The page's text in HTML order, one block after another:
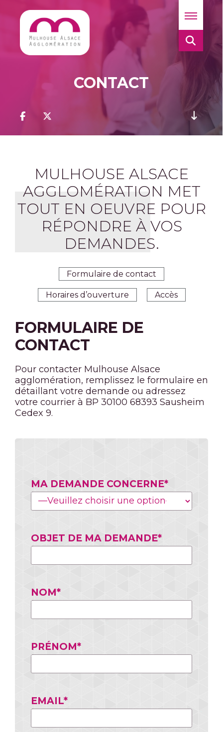
CONTACT
MULHOUSE ALSACE
AGGLOMÉRATION MET
TOUT EN OEUVRE POUR
RÉPONDRE À VOS
DEMANDES.
Formulaire de contact
Horaires d’ouverture Accès
FORMULAIRE DE
CONTACT
Pour contacter Mulhouse Alsace
agglomération, remplissez le formulaire en
détaillant votre demande ou adressez
votre courrier à BP 30100 68393 Sausheim
Cedex 9.
MA DEMANDE CONCERNE*
OBJET DE MA DEMANDE*
NOM*
PRÉNOM*
EMAIL*